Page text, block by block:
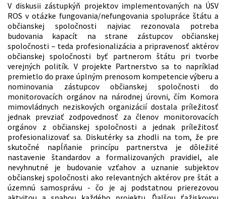
V diskusii zástupkýň projektov implementovaných na ÚSV
ROS v otázke fungovania/nefungovania spolupráce štátu a
občianskej spoločnosti najviac rezonovala potreba
budovania kapacít na strane zástupcov občianskej
spoločnosti – teda profesionalizácia a pripravenosť aktérov
občianskej spoločnosti byť partnerom štátu pri tvorbe
verejných politík. V projekte Partnerstvo sa to napríklad
premietlo do praxe úplným prenosom kompetencie výberu a
nominovania zástupcov občianskej spoločnosti do
monitorovacích orgánov na národnej úrovni, čím Komora
mimovládnych neziskových organizácií dostala príležitosť
jednak prevziať zodpovednosť za členov monitorovacích
orgánov z občianskej spoločnosti a jednak príležitosť
profesionalizovať sa. Diskutérky sa zhodli na tom, že pre
skutočné napĺňanie princípu partnerstva je dôležité
nastavenie štandardov a formalizovaných pravidiel, ale
nevyhnutné je budovanie vzťahov a uznanie subjektov
občianskej spoločnosti ako relevantných aktérov pre štát a
územnú samosprávu - čo je aj podstatnou prierezovou